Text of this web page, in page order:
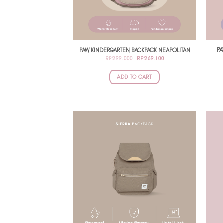
PAW KINDERGARTEN BACKPACK NEAPOLITAN
RP299.000
ORIGINAL
WAS:
RP299.000.
RP269.100CURRENT
ADD TO CART